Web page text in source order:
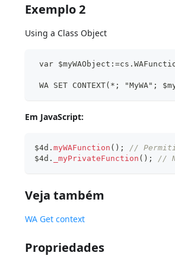
Exemplo 2
Using a Class Object
var
WA SET CONTEXT(*; "MyWA";
Em JavaScript:
$4d .myWAFunction ( ) ;
//
$4d . _myPrivateFunction ( ) ; //
Veja também
WA Get context
Propriedades